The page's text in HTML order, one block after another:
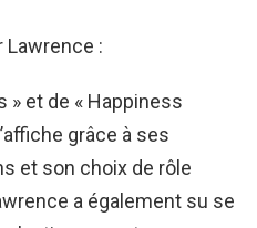
Lawrence :
» et de « Happiness
grâce à ses
et son choix de rôle
a également su se